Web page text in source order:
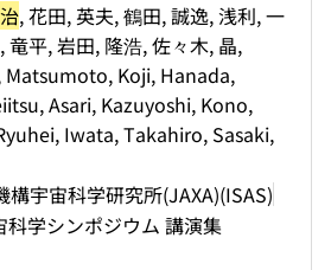
, 花田, 英夫, 鶴田, 誠逸, 浅利, 一
竜平, 岩田, 隆浩, 佐々木, 晶,
Koji, Hanada,
Asari, Kazuyoshi, Kono,
Iwata, Takahiro, Sasaki,
構宇宙科学研究所(JAXA)(ISAS)
科学シンポジウム 講演集